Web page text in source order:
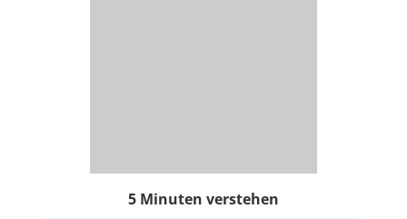
5 Minuten verstehen